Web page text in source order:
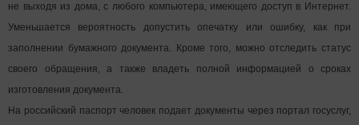
не выходя из дома, с любого компьютера, имеющего доступ в Интернет.
Уменьшается вероятность допустить опечатку или ошибку, как при
заполнении бумажного документа. Кроме того, можно отследить статус
своего обращения, а также владеть полной информацией о сроках
изготовления документа.
На российский паспорт человек подает документы через портал госуслуг,